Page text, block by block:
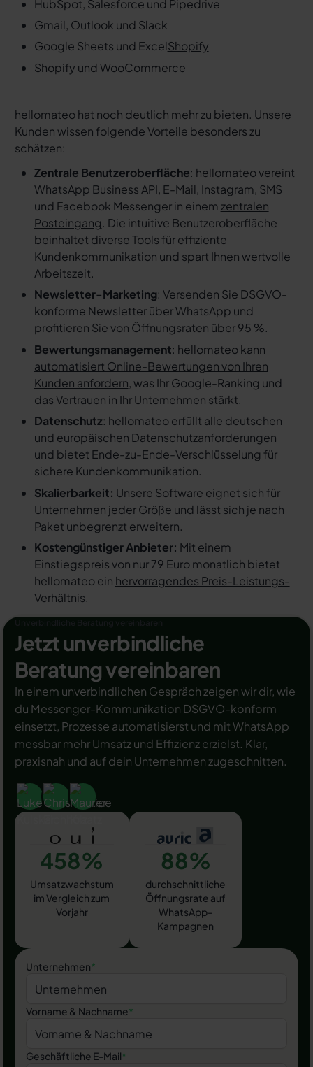
HubSpot, Salesforce und Pipedrive
Gmail, Outlook und Slack
Google Sheets und ExcelShopify
Shopify und WooCommerce
hellomateo hat noch deutlich mehr zu bieten. Unsere
Kunden wissen folgende Vorteile besonders zu
schätzen:
Zentrale Benutzeroberfläche: hellomateo vereint
WhatsApp Business API, E-Mail, Instagram, SMS
und Facebook Messenger in einem zentralen
Posteingang. Die intuitive Benutzeroberfläche
beinhaltet diverse Tools für effiziente
Kundenkommunikation und spart Ihnen wertvolle
Arbeitszeit.
Newsletter-Marketing: Versenden Sie DSGVO-
konforme Newsletter über WhatsApp und
profitieren Sie von Öffnungsraten über 95 %.
Bewertungsmanagement: hellomateo kann
automatisiert Online-Bewertungen von Ihren
Kunden anfordern, was Ihr Google-Ranking und
das Vertrauen in Ihr Unternehmen stärkt.
Datenschutz: hellomateo erfüllt alle deutschen
und europäischen Datenschutzanforderungen
und bietet Ende-zu-Ende-Verschlüsselung für
sichere Kundenkommunikation.
Skalierbarkeit: Unsere Software eignet sich für
Unternehmen jeder Größe und lässt sich je nach
Paket unbegrenzt erweitern.
Kostengünstiger Anbieter: Mit einem
Einstiegspreis von nur 79 Euro monatlich bietet
hellomateo ein hervorragendes Preis-Leistungs-
Verhältnis.
Jetzt unverbindliche
Beratung vereinbaren
In einem unverbindlichen Gespräch zeigen wir dir, wie
du Messenger-Kommunikation DSGVO-konform
einsetzt, Prozesse automatisierst und mit WhatsApp
messbar mehr Umsatz und Effizienz erzielst. Klar,
praxisnah und auf dein Unternehmen zugeschnitten.
458%
Umsatzwachstum
im Vergleich zum
Vorjahr
88%
durchschnittliche
Öffnungsrate auf
WhatsApp-
Kampagnen
Unternehmen*
Vorname & Nachname*
Geschäftliche E-Mail*